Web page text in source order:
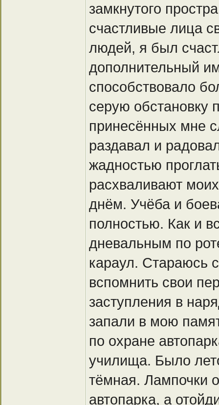
замкнутого
счастливые лица
людей, я был
дополнительный
способствовало
серую обстановку
принесённых мне
раздавал и
жадностью
расхваливают
днём. Учёба и
полностью. Как и
дневальным по
караул. Стараюсь
вспомнить свои
заступления в
запали в мою
по охране
училища. Было
тёмная. Лампочки
автопарка, а